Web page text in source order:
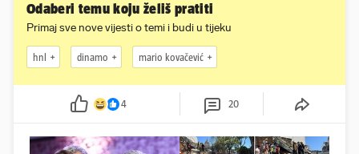
Odaberi temu koju želiš pratiti
Primaj sve nove vijesti o temi i budi u tijeku
hnl dinamo mario kovačević
4 20